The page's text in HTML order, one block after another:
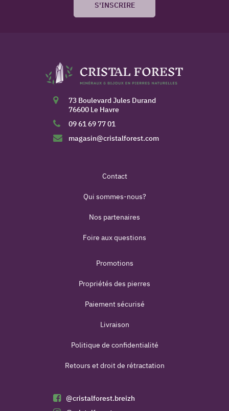
S'INSCRIRE
73 Boulevard Jules Durand
76600 Le Havre
09 61 69 77 01
magasin@cristalforest.com
Contact
Qui sommes-nous?
Nos partenaires
Foire aux questions
Promotions
Propriétés des pierres
Paiement sécurisé
Livraison
Politique de confidentialité
Retours et droit de rétractation
@cristalforest.breizh